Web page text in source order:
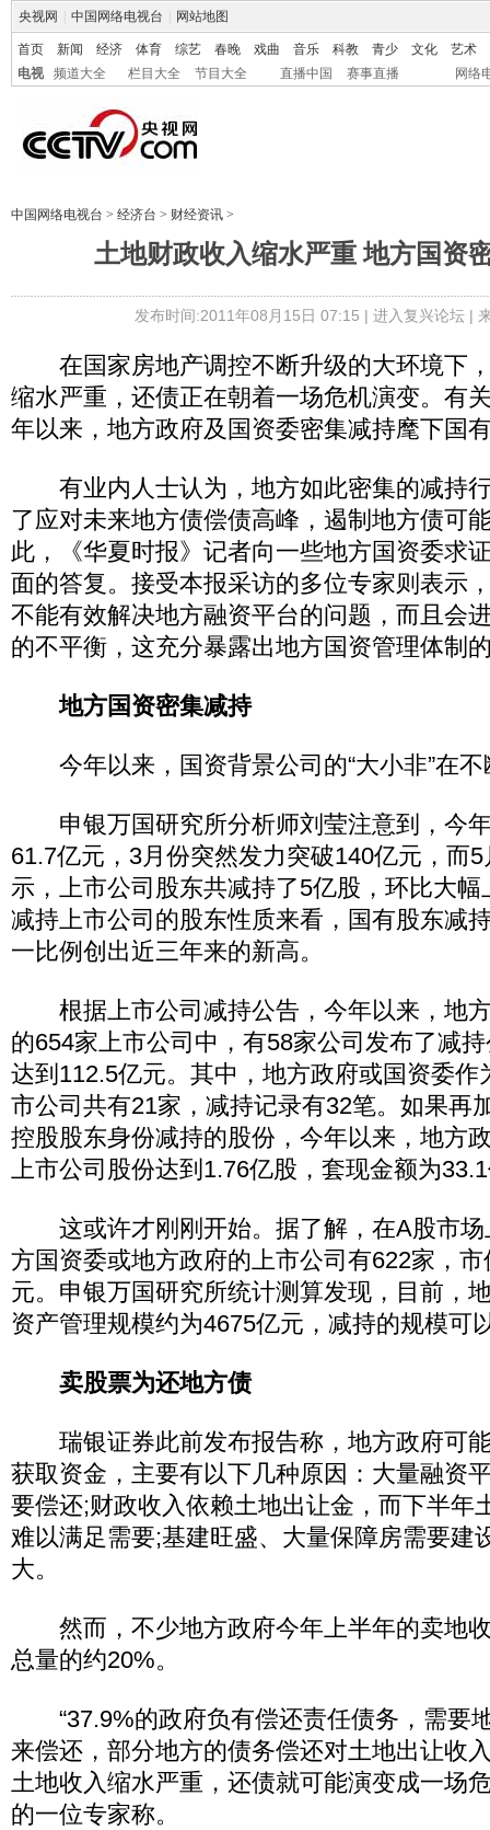
央视网 中国网络电视台 网站地图
首页 新闻 经济 体育 综艺 春晚 戏曲 音乐 科教 青少 文化
艺术
电视
频道大全 栏目大全 节目大全 直播中国 赛事直播 网络
中国网络电视台 > 经济台 > 财经资讯 >
土地财政收入缩水严重 地方国资
发布时间:2011年08月15日 07:15 | 进入复兴论坛|
在国家房地产调控不断升级的大环境下
缩水严重，还债正在朝着一场危机演变。有
年以来，地方政府及国资委密集减持麾下国
有业内人士认为，地方如此密集的减持
了应对未来地方债偿债高峰，遏制地方债可
此，《华夏时报》记者向一些地方国资委求
面的答复。接受本报采访的多位专家则表示
不能有效解决地方融资平台的问题，而且会
的不平衡，这充分暴露出地方国资管理体制
地方国资密集减持
今年以来，国资背景公司的“大小非”在不
申银万国研究所分析师刘莹注意到，今
61.7亿元，3月份突然发力突破140亿元，而
示，上市公司股东共减持了5亿股，环比大
减持上市公司的股东性质来看，国有股东减
一比例创出近三年来的新高。
根据上市公司减持公告，今年以来，地
的654家上市公司中，有58家公司发布了减
达到112.5亿元。其中，地方政府或国资委作
市公司共有21家，减持记录有32笔。如果再
控股股东身份减持的股份，今年以来，地方
上市公司股份达到1.76亿股，套现金额为
这或许才刚刚开始。据了解，在A股市场
方国资委或地方政府的上市公司有622家，
元。申银万国研究所统计测算发现，目前，
资产管理规模约为4675亿元，减持的规模可
卖股票为还地方债
瑞银证券此前发布报告称，地方政府可
获取资金，主要有以下几种原因：大量融资
要偿还;财政收入依赖土地出让金，而下半年
难以满足需要;基建旺盛、大量保障房需要建
大。
然而，不少地方政府今年上半年的卖地
总量的约20%。
“37.9%的政府负有偿还责任债务，需要
来偿还，部分地方的债务偿还对土地出让收
土地收入缩水严重，还债就可能演变成一场
的一位专家称。